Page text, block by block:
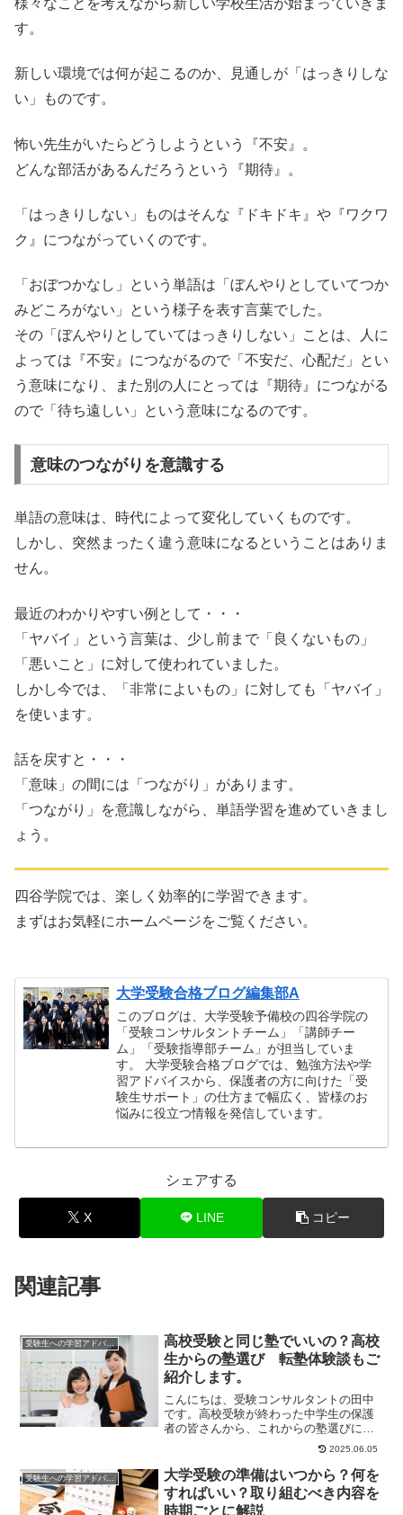
様々なことを考えながら新しい学校生活が始まっていきま
す。
新しい環境では何が起こるのか、
見通しが「はっきりしな
い」ものです。
怖い先生がいたらどうしようという 『不安』
。
どんな部活があるんだろうという
『期待』 。
「はっきりしない」ものはそんな 『ドキドキ』や『ワクワ
ク』 につながっていくのです。
「おぼつかなし」という単語は「ぼんやりとしていてつか
みどころがない」という様子を表す言葉でした。
その「ぼんやりとしていてはっきりしない」ことは、人に
よっては『不安』につながるので「不安だ、心配だ」とい
う意味になり、また別の人にとっては『期待』につながる
ので「待ち遠しい」という意味になるのです。
意味のつながりを意識する
単語の意味は、時代によって変化していくものです。
しかし、突然まったく違う意味になるということはありま
せん。
最近のわかりやすい例として・・・
「ヤバイ」という言葉は、少し前まで「良くないもの」
「悪いこと」に対して使われていました。
しかし今では、「非常によいもの」に対しても「ヤバイ」
を使います。
話を戻すと・・・
「意味」の間には「つながり」があります。
「つながり」を意識しながら、単語学習を進めていきまし
ょう。
四谷学院では、楽しく効率的に学習できます。
まずはお気軽にホームページをご覧ください。
大学受験合格ブログ編集部A
このブログは、大学受験予備校の四谷学院の
「受験コンサルタントチーム」「講師チー
ム」「受験指導部チーム」が担当していま
す。 大学受験合格ブログでは、勉強方法や学
習アドバイスから、保護者の方に向けた「受
験生サポート」の仕方まで幅広く、皆様のお
悩みに役立つ情報を発信しています。
シェアする
X LINE コピー
関連記事
受験生への学習アドバイス
高校受験と同じ塾でいいの？高校
生からの塾選び 転塾体験談もご
紹介します。
こんにちは、受験コンサルタントの田中
です。高校受験が終わった中学生の保護
者の皆さんから、これからの塾選びにつ
いて質問をいただくことがあります。
2025.06.05
受験生への学習アドバイス
大学受験の準備はいつから？何を
すればいい？取り組むべき内容を
時期ごとに解説